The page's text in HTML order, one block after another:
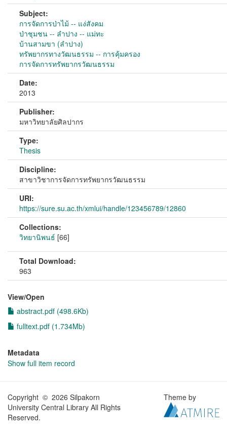
Subject:
การจัดการป่าไม้ -- แง่สังคม
ป่าชุมชน -- ลำปาง -- แม่ทะ
บ้านสามขา (ลำปาง)
ทรัพยากรทางวัฒนธรรม -- การคุ้มครอง
การจัดการทรัพยากรวัฒนธรรม
Date:
2013
Publisher:
มหาวิทยาลัยศิลปากร
Type:
Thesis
Discipline:
สาขาวิชาการจัดการทรัพยากรวัฒนธรรม
URI:
https://sure.su.ac.th/xmlui/handle/123456789/12860
Collections:
วิทยานิพนธ์ [66]
Total Download:
963
View/Open
abstract.pdf (498.6Kb)
fulltext.pdf (1.734Mb)
Metadata
Show full item record
Copyright © 2026 Silpakorn
University Central Library All Rights
Reserved.
Theme by